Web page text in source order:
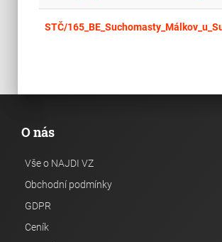
O nás
Vše o NAJDI VZ
Obchodní podmínky
GDPR
Ceník